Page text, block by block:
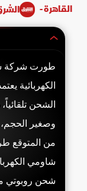
القاهرة -
طورت شركة
الكهربائية
الشحن
وصغير الحجم،
من المتوقع
شحن روبوتي